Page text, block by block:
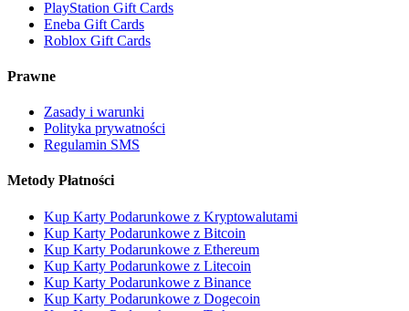
PlayStation Gift Cards
Eneba Gift Cards
Roblox Gift Cards
Prawne
Zasady i warunki
Polityka prywatności
Regulamin SMS
Metody Płatności
Kup Karty Podarunkowe z Kryptowalutami
Kup Karty Podarunkowe z Bitcoin
Kup Karty Podarunkowe z Ethereum
Kup Karty Podarunkowe z Litecoin
Kup Karty Podarunkowe z Binance
Kup Karty Podarunkowe z Dogecoin